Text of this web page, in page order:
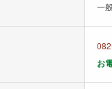
一
お